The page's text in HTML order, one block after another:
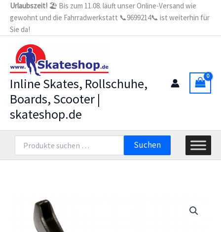
Zum
Inhalt
springen
Urlaubszeit! 🏖️ Bis zum 11.08. läuft unser Online-Versand wie
gewohnt und die Fahrradwerkstatt 📞9699214📞 ist weiterhin für
Sie da!
Inline Skates, Rollschuhe,
Boards, Scooter |
skateshop.de
nach:
Suchen